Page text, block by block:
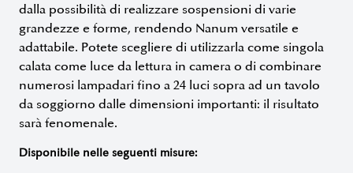
dalla possibilità di realizzare sospensioni di varie
grandezze e forme, rendendo Nanum versatile e
adattabile. Potete scegliere di utilizzarla come singola
calata come luce da lettura in camera o di combinare
numerosi lampadari fino a 24 luci sopra ad un tavolo
da soggiorno dalle dimensioni importanti: il risultato
sarà fenomenale.
Disponibile nelle seguenti misure: